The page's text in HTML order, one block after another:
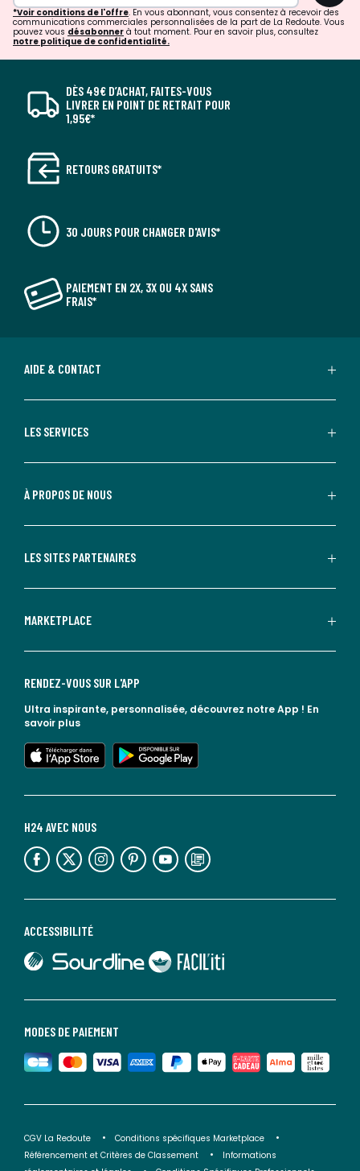
*Voir conditions de l'offre. En vous abonnant, vous consentez à recevoir des
communications commerciales personnalisées de la part de La Redoute. Vous
pouvez vous désabonner à tout moment. Pour en savoir plus, consultez
notre politique de confidentialité.
DÈS 49€ D’ACHAT, FAITES-VOUS
LIVRER EN POINT DE RETRAIT POUR
1,95€*
RETOURS GRATUITS*
30 JOURS POUR CHANGER D'AVIS*
PAIEMENT EN 2X, 3X OU 4X SANS
FRAIS*
AIDE & CONTACT
LES SERVICES
À PROPOS DE NOUS
LES SITES PARTENAIRES
MARKETPLACE
MODES DE PAIEMENT
ACCESSIBILITÉ
lien vers Sourdline
lien vers Faciliti
H24 AVEC NOUS
lien vers l'espace réseaux sociaux lien vers l'espace réseaux sociaux lien vers l'espace réseaux sociaux lien vers l'espace réseaux sociaux lien vers l'espace réseaux sociaux lien vers le blog la redoute
RENDEZ-VOUS SUR L'APP
Ultra inspirante, personnalisée, découvrez notre App ! En
savoir plus
lien vers l'app store
lien vers google play
CGV La Redoute
Conditions spécifiques Marketplace
Référencement et Critères de Classement
Informations